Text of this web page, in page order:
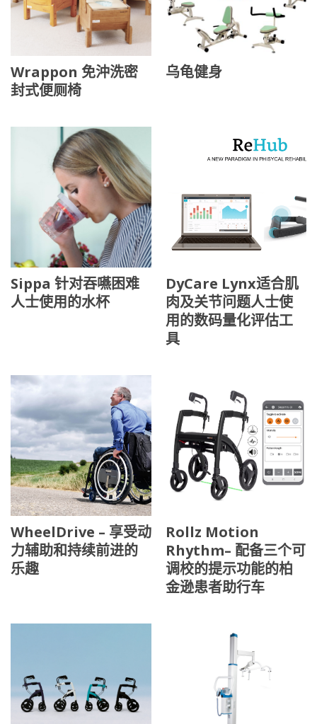
Wrappon 免沖洗密
封式便厕椅
乌龟健身
Sippa 针对吞嚥困难
人士使用的水杯
DyCare Lynx适合肌
肉及关节问题人士使
用的数码量化评估工
具
WheelDrive – 享受动
力辅助和持续前进的
乐趣
Rollz Motion
Rhythm– 配备三个可
调校的提示功能的柏
金逊患者助行车